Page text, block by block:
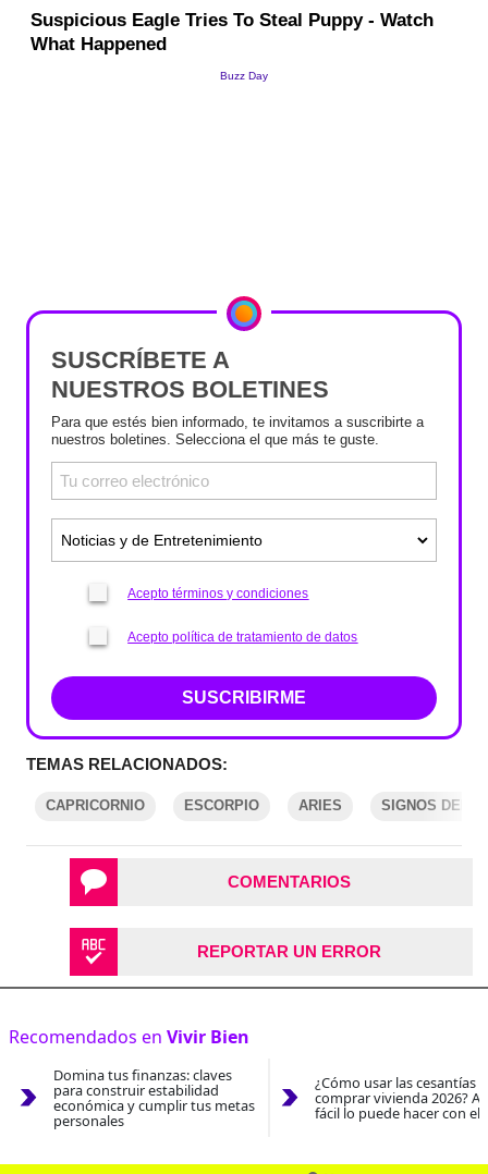
SUSCRÍBETE A
NUESTROS BOLETINES
Para que estés bien informado, te invitamos a suscribirte a
nuestros boletines. Selecciona el que más te guste.
Acepto términos y condiciones
Acepto política de tratamiento de datos
SUSCRIBIRME
TEMAS RELACIONADOS:
CAPRICORNIO ESCORPIO ARIES SIGNOS DEL
COMENTARIOS
REPORTAR UN ERROR
Recomendados en Vivir Bien
Domina tus finanzas: claves
para construir estabilidad
económica y cumplir tus metas
personales
¿Cómo usar las cesantías
comprar vivienda 2026?
fácil lo puede hacer con el